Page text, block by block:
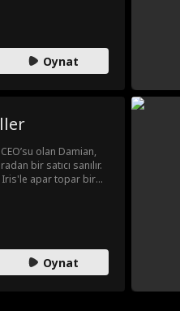
Oynat
olan Damian,
bir satıcı sanılır.
Iris'le apar topar bir
bulur.
Oynat